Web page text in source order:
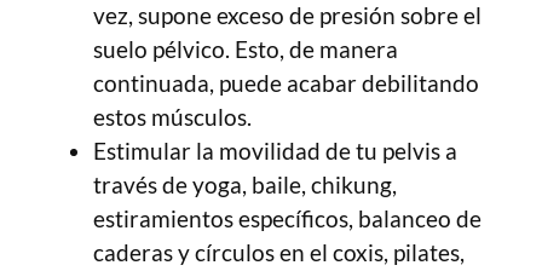
vez, supone exceso de presión sobre el
suelo pélvico. Esto, de manera
continuada, puede acabar debilitando
estos músculos.
Estimular la movilidad de tu pelvis a
través de yoga, baile, chikung,
estiramientos específicos, balanceo de
caderas y círculos en el coxis, pilates,